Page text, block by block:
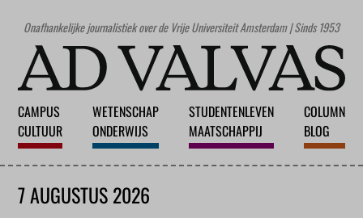
Onafhankelijke journalistiek over de Vrije Universiteit Amsterdam | Sinds 1953
CAMPUS
CULTUUR
WETENSCHAP
ONDERWIJS
STUDENTENLEVEN
MAATSCHAPPIJ
COLUMN
BLOG
7 AUGUSTUS 2026